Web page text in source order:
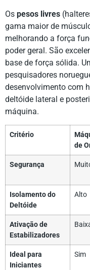
Os pesos livres
gama maior de
melhorando a força
poder geral. São
base de força sólida.
pesquisadores
desenvolvimento com
deltóide lateral e
máquina.
Critério
de
Segurança
Isolamento do
Deltóide
Alto
Ativação de
Estabilizadores
Ideal para
Iniciantes
Sim